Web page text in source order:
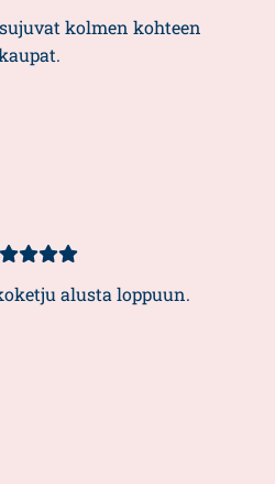
kolmen kohteen
alusta loppuun.